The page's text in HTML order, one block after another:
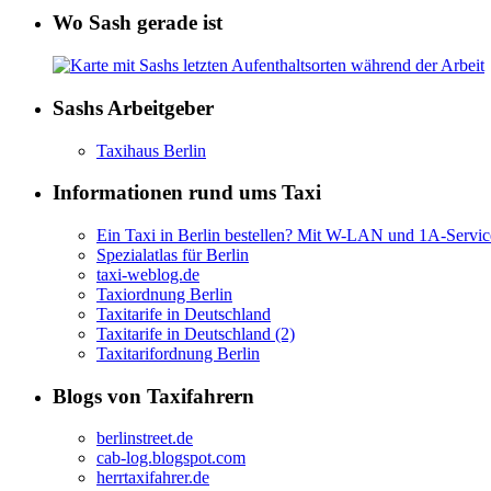
Wo Sash gerade ist
Sashs Arbeitgeber
Taxihaus Berlin
Informationen rund ums Taxi
Ein Taxi in Berlin bestellen? Mit W-LAN und 1A-
Spezialatlas für Berlin
taxi-weblog.de
Taxiordnung Berlin
Taxitarife in Deutschland
Taxitarife in Deutschland (2)
Taxitarifordnung Berlin
Blogs von Taxifahrern
berlinstreet.de
cab-log.blogspot.com
herrtaxifahrer.de